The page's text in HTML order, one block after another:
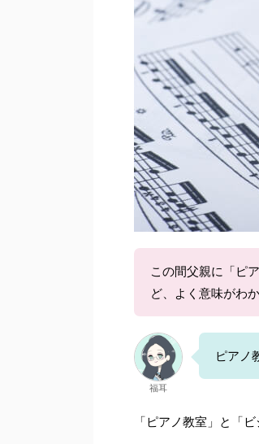
この間父親に「ピ
ど、よく意味がわ
福耳
ピアノ
「ピアノ教室」と「ビ